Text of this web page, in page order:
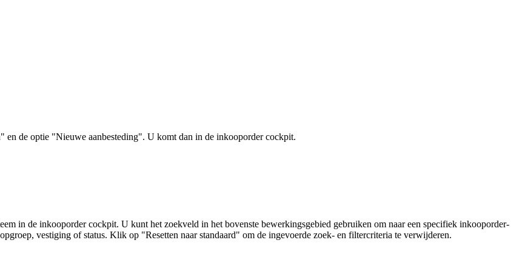
en de optie "Nieuwe aanbesteding". U komt dan in de inkooporder cockpit.
in de inkooporder cockpit. U kunt het zoekveld in het bovenste bewerkingsgebied gebruiken om naar een specifiek inkooporder-
vestiging of status. Klik op "Resetten naar standaard" om de ingevoerde zoek- en filtercriteria te verwijderen.